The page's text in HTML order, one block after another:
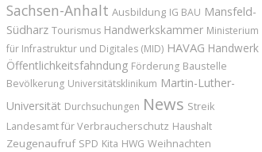
Sachsen-Anhalt Ausbildung IG BAU Mansfeld-
Südharz Tourismus Handwerkskammer Ministerium
für Infrastruktur und Digitales (MID) HAVAG Handwerk
Öffentlichkeitsfahndung Förderung Baustelle
Bevölkerung Universitätsklinikum Martin-Luther-
Universität Durchsuchungen News Streik
Landesamt für Verbraucherschutz Haushalt
Zeugenaufruf SPD Kita HWG Weihnachten